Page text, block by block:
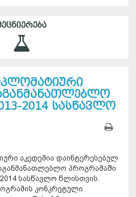
2014 სასწავლო
აკედემია დაინტერესებულ
პროგრამაში
სასწავლო წლისთვის.
კონკრეტული